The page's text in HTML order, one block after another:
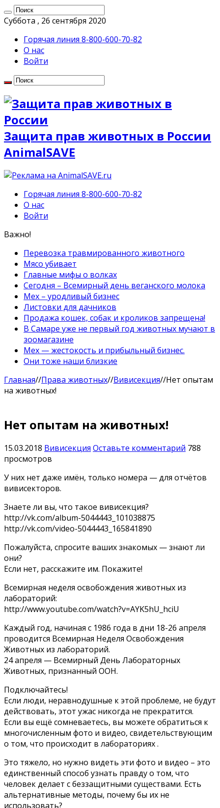
Суббота , 26 сентября 2020
Горячая линия 8-800-600-70-82
О нас
Войти
Защита прав животных в России
AnimalSAVE
Горячая линия 8-800-600-70-82
О нас
Войти
Важно!
Перевозка травмированного животного
Мясо убивает
Главные мифы о волках
Сегодня – Всемирный день веганского молока
Мех – уродливый бизнес
Листовки для дачников
Продажа кошек, собак и кроликов запрещена!
В Самаре уже не первый год животных мучают в
зоомагазине
Мех — жестокость и прибыльный бизнес.
Они тоже наши близкие
Главная//Права животных//Вивисекция//Нет опытам
на животных!
Нет опытам на животных!
15.03.2018 Вивисекция Оставьте комментарий 788
просмотров
У них нет даже имён, только номера — для отчётов
вивисекторов.
Знаете ли вы, что такое вивисекция?
http://vk.com/album-5044443_101038875
http://vk.com/video-5044443_165841890
Пожалуйста, спросите ваших знакомых — знают ли
они?
Если нет, расскажите им. Покажите!
Вceмиpнaя нeдeля ocвoбoждeния живoтныx из
лaбopaтopий:
http://www.youtube.com/watch?v=AYK5hU_hciU
Каждый год, начиная с 1986 года в дни 18-26 апреля
проводится Всемирная Неделя Освобождения
Животных из лабораторий.
24 апреля — Всемирный День Лабораторных
Животных, признанный ООН.
Подключайтесь!
Если люди, неравнодушные к этой проблеме, не будут
действовать, этот ужас никогда не прекратится.
Если вы ещё сомневаетесь, вы можете обратиться к
многочисленным фото и видео, свидетельствующим
о том, что происходит в лабораториях .
Это тяжело, но нужно видеть эти фото и видео – это
единственный способ узнать правду о том, что
человек делает с беззащитными существами. Есть
альтернативные методы, почему бы их не
использовать?